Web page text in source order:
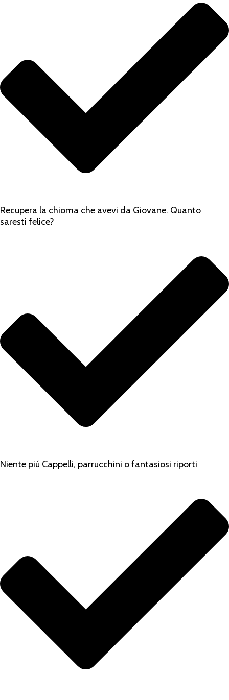
Recupera la chioma che avevi da Giovane. Quanto
saresti felice?
Niente piú Cappelli, parrucchini o fantasiosi riporti